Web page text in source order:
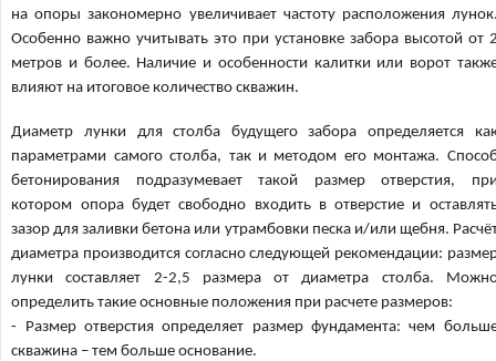
на опоры закономерно увеличивает частоту расположения
Особенно важно учитывать это при установке забора высотой от
метров и более. Наличие и особенности калитки или ворот
влияют на итоговое количество скважин.
Диаметр лунки для столба будущего забора определяется
параметрами самого столба, так и методом его монтажа.
бетонирования подразумевает такой размер отверстия,
котором опора будет свободно входить в отверстие и
зазор для заливки бетона или утрамбовки песка и/или щебня.
диаметра производится согласно следующей рекомендации:
лунки составляет 2-2,5 размера от диаметра столба.
определить такие основные положения при расчете размеров:
⁃ Размер отверстия определяет размер фундамента: чем
скважина – тем больше основание.